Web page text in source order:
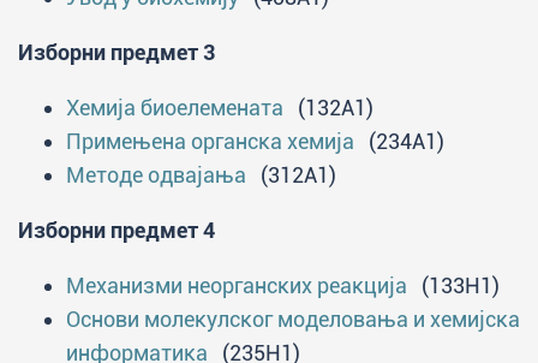
Оспособљени су да критички прате
сопствену праксу и предузму
унапредити.
Оспособљени су да комуницирају са
родитељима, колегама и локалном
шира подршка за учење ученика и
усаглашен утицај на процес учења.
Имају професионалну и етичку
одговорност.
Изборни предмет 3
Хемија биоелемената (132A1)
Примењена органска хемија (234A1)
Методе одвајања (312A1)
Изборни предмет 4
Механизми неорганских реакција (133H1)
Основи молекулског моделовања и хемијска
информатика (235H1)